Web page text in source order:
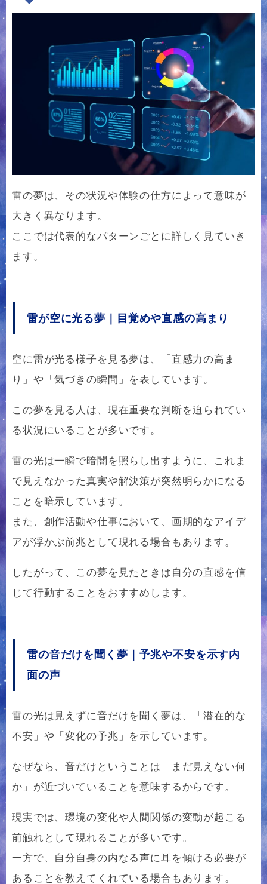
雷の夢は、その状況や体験の仕方によって意味が
大きく異なります。
ここでは代表的なパターンごとに詳しく見ていき
ます。
雷が空に光る夢｜目覚めや直感の高まり
空に雷が光る様子を見る夢は、「直感力の高ま
り」や「気づきの瞬間」を表しています。
この夢を見る人は、現在重要な判断を迫られてい
る状況にいることが多いです。
雷の光は一瞬で暗闇を照らし出すように、これま
で見えなかった真実や解決策が突然明らかになる
ことを暗示しています。
また、創作活動や仕事において、画期的なアイデ
アが浮かぶ前兆として現れる場合もあります。
したがって、この夢を見たときは自分の直感を信
じて行動することをおすすめします。
雷の音だけを聞く夢｜予兆や不安を示す内
面の声
雷の光は見えずに音だけを聞く夢は、「潜在的な
不安」や「変化の予兆」を示しています。
なぜなら、音だけということは「まだ見えない何
か」が近づいていることを意味するからです。
現実では、環境の変化や人間関係の変動が起こる
前触れとして現れることが多いです。
一方で、自分自身の内なる声に耳を傾ける必要が
あることを教えてくれている場合もあります。